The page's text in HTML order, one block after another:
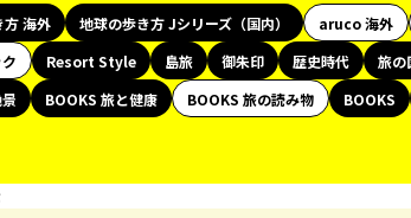
方 海外 地球の歩き方 Jシリーズ（国内） aruco 海外
Resort Style 島旅 御朱印 歴史時代 旅の
BOOKS 旅と健康 BOOKS 旅の読み物 BOOKS